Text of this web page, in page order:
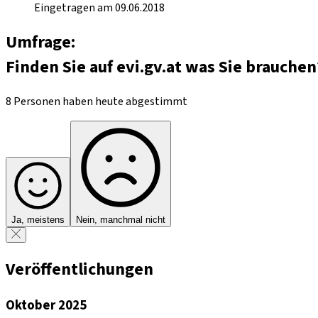
Eingetragen am 09.06.2018
Umfrage:
Finden Sie auf evi.gv.at was Sie
8 Personen haben heute abgestimmt
Ja, meistens Nein, manchmal nicht
Veröffentlichungen
Oktober 2025